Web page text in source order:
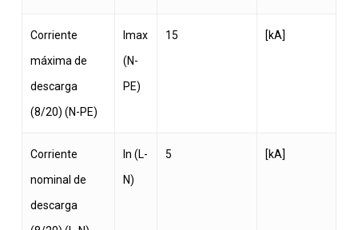
Corriente
máxima de
descarga
(8/20) (N-PE)
Imax
(N-
PE)
15 [kA]
Corriente
nominal de
descarga
In (L-
N)
5 [kA]